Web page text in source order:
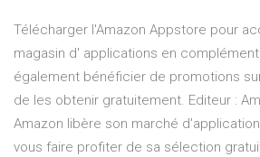
Télécharger l'Amazon Appstore pour
magasin d' applications en
également bénéficier de promotions
de les obtenir gratuitement. Editeur :
Amazon libère son marché
vous faire profiter de sa sélection